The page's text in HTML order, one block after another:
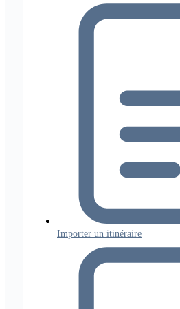
Importer un itinéraire